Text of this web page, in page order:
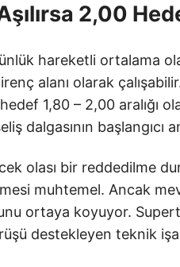
2,00
hareketli ortalama
alanı olarak
1,80 – 2,00 aralığı
dalgasının başlangıcı
olası bir reddedilme
muhtemel. Ancak
ortaya koyuyor.
destekleyen teknik